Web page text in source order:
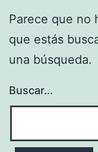
Parece que no
que estás
una búsqueda.
Buscar...